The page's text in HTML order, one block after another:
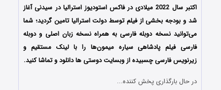
اکتبر سال 2022 میلادی در فاکس استودیوز استرالیا در سیدنی آغاز
شد و بودجه بخشی از فیلم توسط دولت استرالیا تامین گردید؛ شما
می‌توانید نسخه دوبله فارسی به همراه نسخه زبان اصلی و دوبله
فارسی فیلم پادشاهی سیاره میمون‌ها را با ‌لینک مستقیم و
زیرنویس فارسی چسبیده از وبسایت دوستی ها دانلود و تماشا کنید.
در حال بارگذاری پخش کننده...